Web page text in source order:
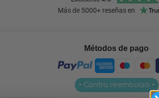
Métodos de pago
• Contra reembolso •